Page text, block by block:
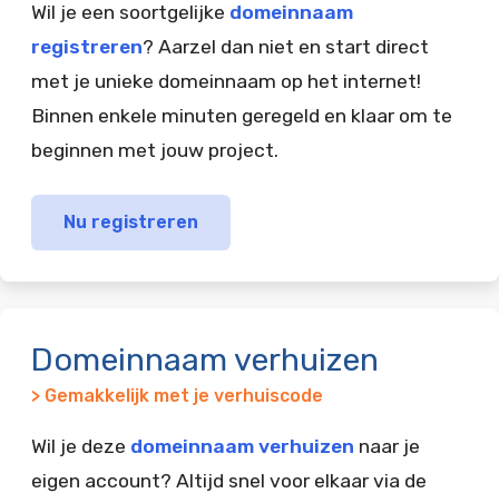
Wil je een soortgelijke domeinnaam
registreren? Aarzel dan niet en start direct
met je unieke domeinnaam op het internet!
Binnen enkele minuten geregeld en klaar om te
beginnen met jouw project.
Nu registreren
Domeinnaam verhuizen
> Gemakkelijk met je verhuiscode
Wil je deze domeinnaam verhuizen naar je
eigen account? Altijd snel voor elkaar via de